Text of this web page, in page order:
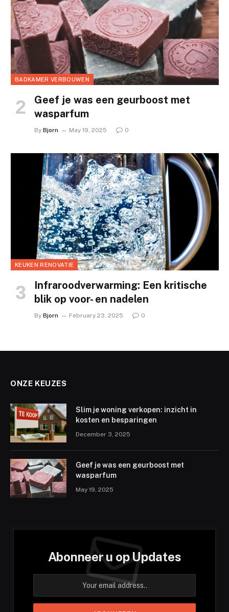
BADKAMER VERBOUWEN
Geef je was een geurboost met
wasparfum
By Bjorn May 19, 2025 0
KEUKEN RENOVATIE
Infraroodverwarming: Een kritische
blik op voor- en nadelen
By Bjorn February 23, 2025 0
ONZE KEUZES
Slim je woning verkopen: inzicht in
kosten en besparingen
December 3, 2025
Geef je was een geurboost met
wasparfum
May 19, 2025
Abonneer u op Updates